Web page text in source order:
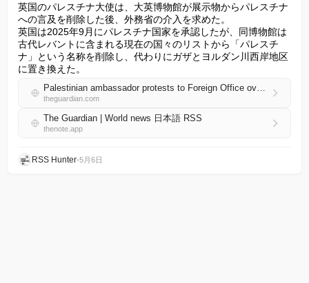
英国のパレスチナ大使は、大英博物館が展示物からパレスチナ
への言及を削除した後、外務省の介入を求めた。
英国は2025年9月にパレスチナ国家を承認したが、同博物館は
古代レバントに含まれる現在の国々のリストから「パレスチ
ナ」という名称を削除し、代わりにガザとヨルダン川西岸地区
に置き換えた。
Palestinian ambassador protests to Foreign Office over ’erasure’ by British Museum
theguardian.com
The Guardian | World news 日本語 RSS
thenote.app
RSS Hunter•5月6日